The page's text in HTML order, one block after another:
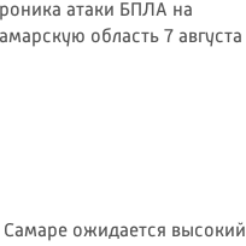
атаки БПЛА на
область 7 августа
Самаре ожидается высокий